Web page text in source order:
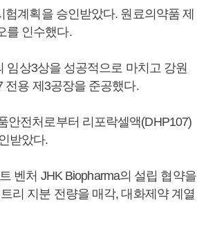
험계획을 승인받았다. 원료의약품 제
를 인수했다.
임상3상을 성공적으로 마치고 강원
전용 제3공장을 준공했다.
안전처로부터 리포락셀액(DHP107)
받았다.
벤처 JHK Biopharma의 설립 협약을
리 지분 전량을 매각, 대화제약 계열